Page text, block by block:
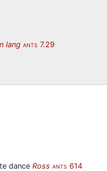
lang ANTS 7.29
dance Ross ANTS 614